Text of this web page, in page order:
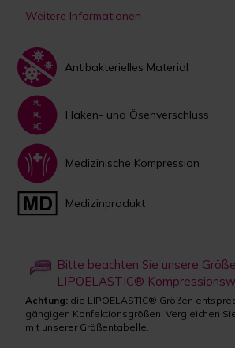
Weitere Informationen
Antibakterielles Material
Haken- und Ösenverschluss
Medizinische Kompression
Medizinprodukt
Bitte beachten Sie unsere
LIPOELASTIC®
Achtung: die LIPOELASTIC® Größen
gängigen Konfektionsgrößen. Vergleichen
mit unserer Größentabelle.